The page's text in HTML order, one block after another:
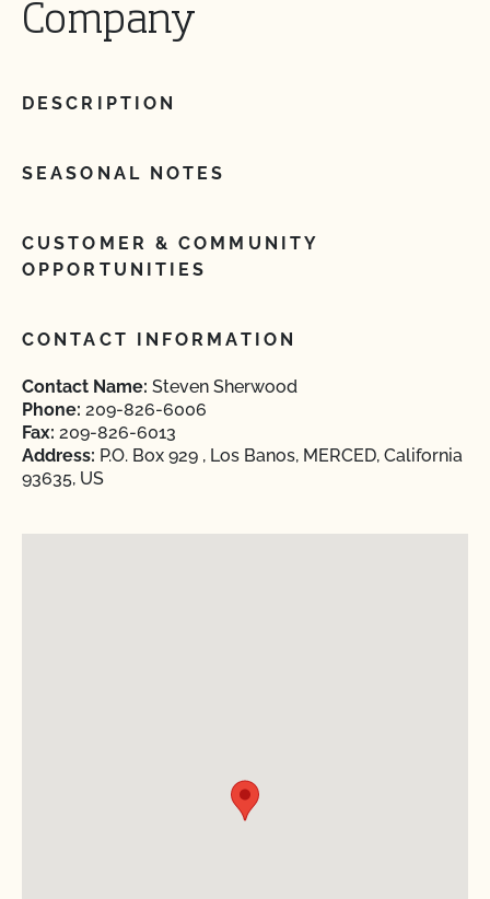
Company
DESCRIPTION
SEASONAL NOTES
CUSTOMER & COMMUNITY
OPPORTUNITIES
CONTACT INFORMATION
Contact Name: Steven Sherwood
Phone: 209-826-6006
Fax: 209-826-6013
Address: P.O. Box 929 , Los Banos, MERCED, California
93635, US